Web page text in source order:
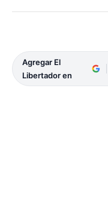
Agregar El
Libertador en